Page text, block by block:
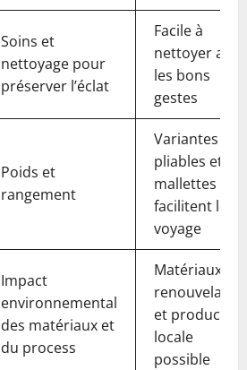
Soins et
nettoyage pour
préserver l’éclat
Facile à
nettoyer avec
les bons
gestes
Poids et
rangement
Variantes
pliables et
mallettes
facilitent le
voyage
Impact
environnemental
des matériaux et
du process
Matériaux
et production
locale
possible